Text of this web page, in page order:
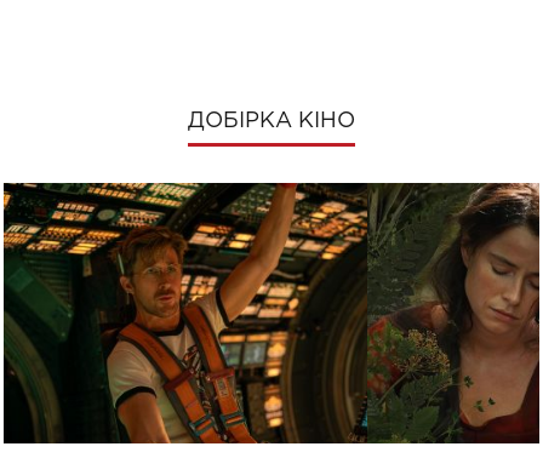
ДОБІРКА КІНО